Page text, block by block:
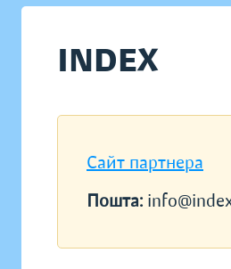
INDEX
Сайт партнера
Пошта: